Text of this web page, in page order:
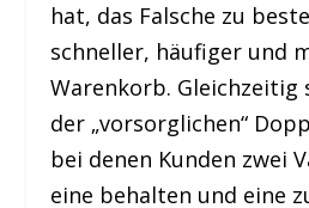
hat, das Falsche zu
schneller, häufiger und
Warenkorb. Gleichzeitig
der „vorsorglichen“
bei denen Kunden zwei
eine behalten und eine